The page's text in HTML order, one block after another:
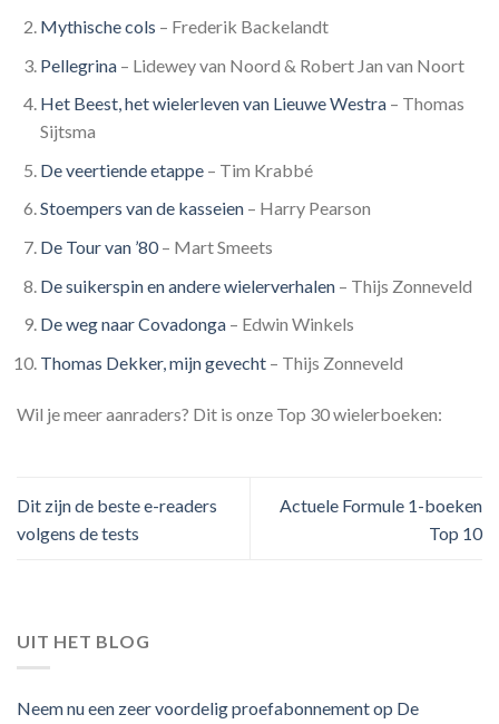
Mythische cols – Frederik Backelandt
Pellegrina– Lidewey van Noord & Robert Jan van Noort
Het Beest, het wielerleven van Lieuwe Westra– Thomas
Sijtsma
De veertiende etappe– Tim Krabbé
Stoempers van de kasseien– Harry Pearson
De Tour van ’80– Mart Smeets
De suikerspin en andere wielerverhalen– Thijs Zonneveld
De weg naar Covadonga– Edwin Winkels
Thomas Dekker, mijn gevecht– Thijs Zonneveld
Wil je meer aanraders? Dit is onze Top 30 wielerboeken:
Dit zijn de beste e-readers
volgens de tests
Actuele Formule 1-boeken
Top 10
UIT HET BLOG
Neem nu een zeer voordelig proefabonnement op De